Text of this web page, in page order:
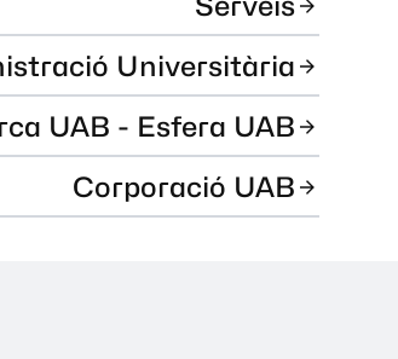
Universitària
UAB - Esfera UAB
Corporació UAB